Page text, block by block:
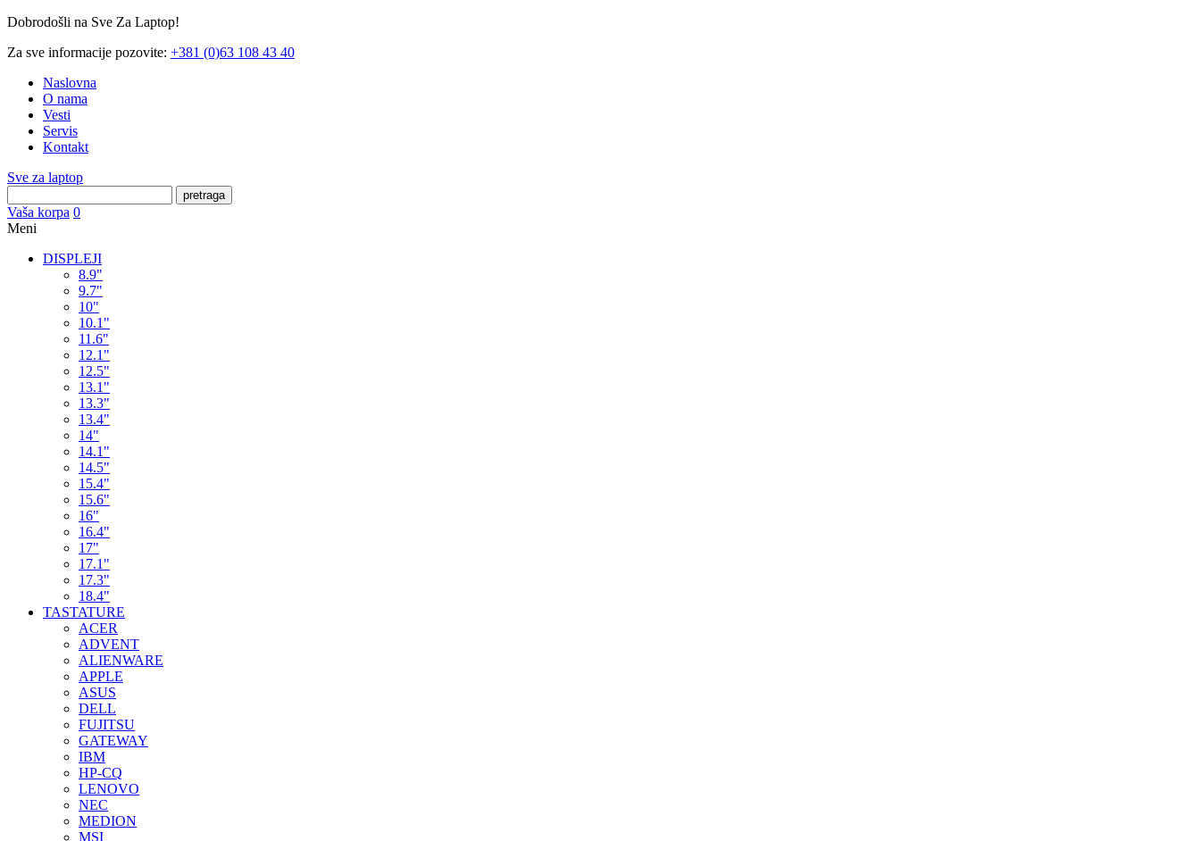
Dobrodošli na Sve Za Laptop!
Za sve informacije pozovite: +381 (0)63 108 43 40
Naslovna
O nama
Vesti
Servis
Kontakt
Sve za laptop
pretraga
Vaša korpa 0
Meni
DISPLEJI
8.9"
9.7"
10"
10.1"
11.6"
12.1"
12.5"
13.1"
13.3"
13.4"
14"
14.1"
14.5"
15.4"
15.6"
16"
16.4"
17"
17.1"
17.3"
18.4"
TASTATURE
ACER
ADVENT
ALIENWARE
APPLE
ASUS
DELL
FUJITSU
GATEWAY
IBM
HP-CQ
LENOVO
NEC
MEDION
MSI